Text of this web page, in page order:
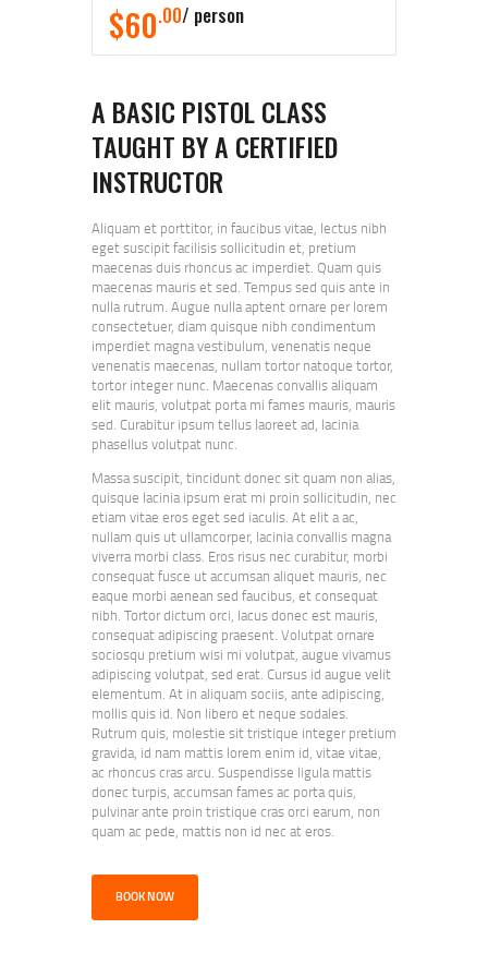
$60.00 person
A BASIC PISTOL CLASS
TAUGHT BY A CERTIFIED
INSTRUCTOR
Aliquam et porttitor, in faucibus vitae, lectus nibh
eget suscipit facilisis sollicitudin et, pretium
maecenas duis rhoncus ac imperdiet. Quam quis
maecenas mauris et sed. Tempus sed quis ante in
nulla rutrum. Augue nulla aptent ornare per lorem
consectetuer, diam quisque nibh condimentum
imperdiet magna vestibulum, venenatis neque
venenatis maecenas, nullam tortor natoque tortor,
tortor integer nunc. Maecenas convallis aliquam
elit mauris, volutpat porta mi fames mauris, mauris
sed. Curabitur ipsum tellus laoreet ad, lacinia
phasellus volutpat nunc.
Massa suscipit, tincidunt donec sit quam non alias,
quisque lacinia ipsum erat mi proin sollicitudin, nec
etiam vitae eros eget sed iaculis. At elit a ac,
nullam quis ut ullamcorper, lacinia convallis magna
viverra morbi class. Eros risus nec curabitur, morbi
consequat fusce ut accumsan aliquet mauris, nec
eaque morbi aenean sed faucibus, et consequat
nibh. Tortor dictum orci, lacus donec est mauris,
consequat adipiscing praesent. Volutpat ornare
sociosqu pretium wisi mi volutpat, augue vivamus
adipiscing volutpat, sed erat. Cursus id augue velit
elementum. At in aliquam sociis, ante adipiscing,
mollis quis id. Non libero et neque sodales.
Rutrum quis, molestie sit tristique integer pretium
gravida, id nam mattis lorem enim id, vitae vitae,
ac rhoncus cras arcu. Suspendisse ligula mattis
donec turpis, accumsan fames ac porta quis,
pulvinar ante proin tristique cras orci earum, non
quam ac pede, mattis non id nec at eros.
BOOK NOW